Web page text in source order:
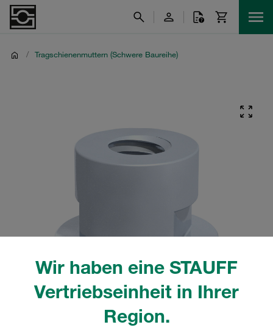
Wir haben eine STAUFF
Vertriebseinheit in Ihrer
Region.
/ Tragschienenmuttern (Schwere Baureihe)